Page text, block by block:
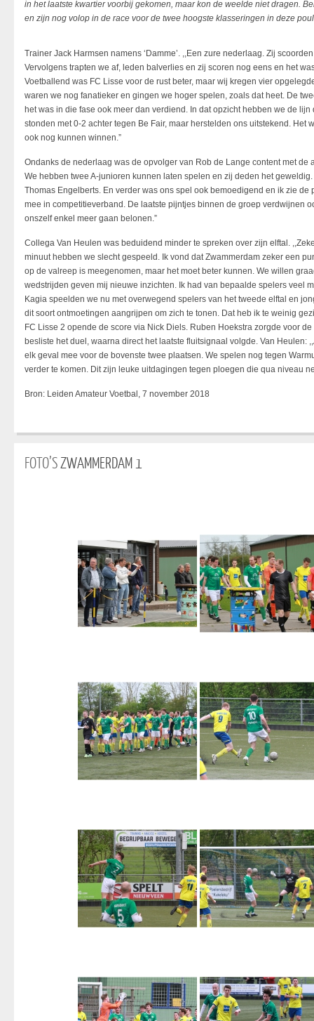
in het laatste kwartier voorbij gekomen, maar kon de weelde niet dragen.
en zijn nog volop in de race voor de twee hoogste klasseringen in deze
Trainer Jack Harmsen namens ‘Damme’. ,,Een zure nederlaag. Zij
Vervolgens trapten we af, leden balverlies en zij scoren nog eens en het
Voetballend was FC Lisse voor de rust beter, maar wij kregen vier
waren we nog fanatieker en gingen we hoger spelen, zoals dat heet. De
het was in die fase ook meer dan verdiend. In dat opzicht hebben we de
stonden met 0-2 achter tegen Be Fair, maar herstelden ons uitstekend. Het
ook nog kunnen winnen.”
Ondanks de nederlaag was de opvolger van Rob de Lange content met de
We hebben twee A-junioren kunnen laten spelen en zij deden het
Thomas Engelberts. En verder was ons spel ook bemoedigend en ik zie
mee in competitieverband. De laatste pijntjes binnen de groep verdwijnen
onszelf enkel meer gaan belonen.”
Collega Van Heulen was beduidend minder te spreken over zijn elftal.
minuut hebben we slecht gespeeld. Ik vond dat Zwammerdam zeker een
op de valreep is meegenomen, maar het moet beter kunnen. We willen
wedstrijden geven mij nieuwe inzichten. Ik had van bepaalde spelers veel
Kagia speelden we nu met overwegend spelers van het tweede elftal en
dit soort ontmoetingen aangrijpen om zich te tonen. Dat heb ik te weinig
FC Lisse 2 opende de score via Nick Diels. Ruben Hoekstra zorgde voor
besliste het duel, waarna direct het laatste fluitsignaal volgde. Van Heulen:
elk geval mee voor de bovenste twee plaatsen. We spelen nog tegen
verder te komen. Dit zijn leuke uitdagingen tegen ploegen die qua niveau
Bron: Leiden Amateur Voetbal, 7 november 2018
FOTO’SZWAMMERDAM 1